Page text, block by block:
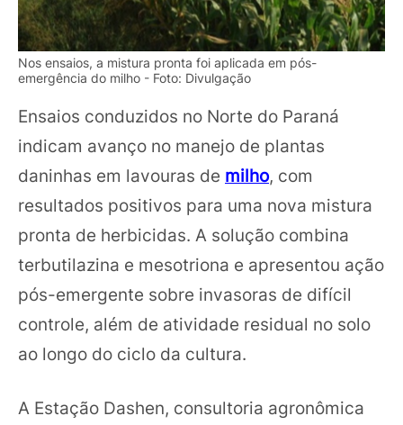
Nos ensaios, a mistura pronta foi aplicada em pós-
emergência do milho - Foto: Divulgação
Ensaios conduzidos no Norte do Paraná
indicam avanço no manejo de plantas
daninhas em lavouras de milho, com
resultados positivos para uma nova mistura
pronta de herbicidas. A solução combina
terbutilazina e mesotriona e apresentou ação
pós-emergente sobre invasoras de difícil
controle, além de atividade residual no solo
ao longo do ciclo da cultura.
A Estação Dashen, consultoria agronômica